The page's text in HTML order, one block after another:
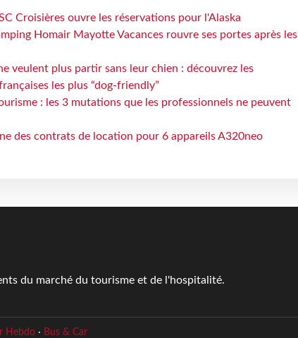
Croisières ouvre les réservations pour l'Alaska
Homair Mayotte Vacances rouvre ses portes après les
veulent plus partir sans leur chien : découvrez les
les plus “dog-friendly”
: les 3 mutations que les professionnels ne peuvent
des contrats de location pour 6 appareils A320neo
du marché du tourisme et de l'hospitalité.
Hebdo· Bus & Car